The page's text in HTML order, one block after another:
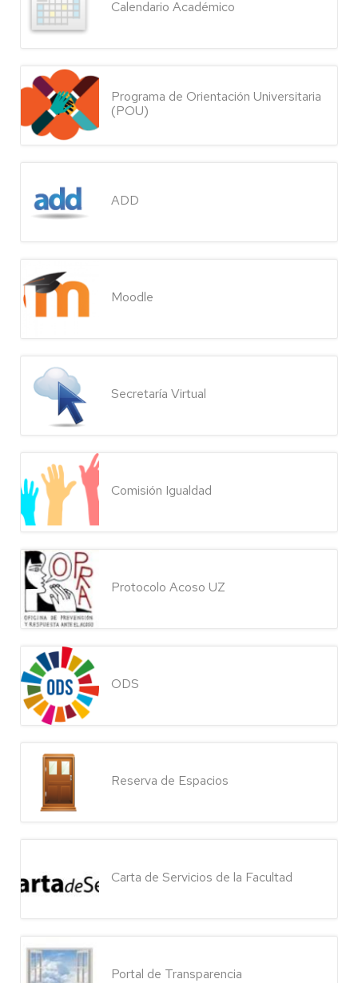
Calendario Académico
Programa de Orientación Universitaria
(POU)
ADD
Moodle
Secretaría Virtual
Comisión Igualdad
Protocolo Acoso UZ
ODS
Reserva de Espacios
Carta de Servicios de la Facultad
Portal de Transparencia